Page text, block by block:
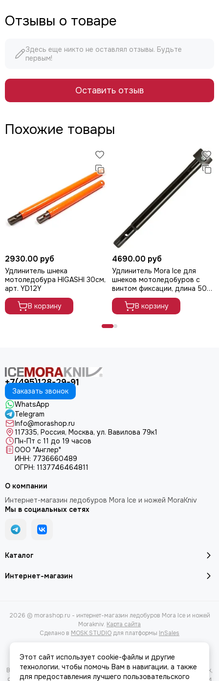
Отзывы о товаре
Здесь еще никто не оставлял отзывы. Будьте
первым!
Оставить отзыв
Похожие товары
2930.00 руб
Удлинитель шнека
мотоледобура HIGASHI 30см,
арт. YD12Y
В корзину
4690.00 руб
Удлинитель Mora Ice для
шнеков мотоледобуров с
винтом фиксации, длина 500
мм, цв. черный, арт. 2-3197
В корзину
+7(495)128-29-91
Заказать звонок
WhatsApp
Telegram
Info@morashop.ru
117335, Россия, Москва, ул. Вавилова 79к1
Пн-Пт с 11 до 19 часов
ООО "Англер"
ИНН: 7736660489
ОГРН: 1137746464811
Каталог
Интернет-магазин
О компании
Интернет-магазин ледобуров Mora Ice и ножей MoraKniv
Мы в социальных сетях
2026 © morashop.ru - интернет-магазин ледобуров Mora Ice и ножей
Morakniv. Карта сайта
Сделано в MOSK.STUDIO для платформы InSales
Вся представленная на сайте информация, касающаяся характеристик,
стоимости товаров и услуг, носит информационный характер и ни при
Этот сайт использует cookie-файлы и другие
технологии, чтобы помочь Вам в навигации, а также
для предоставления лучшего пользовательского